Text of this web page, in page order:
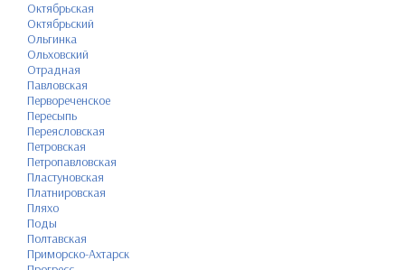
Октябрьская
Октябрьский
Ольгинка
Ольховский
Отрадная
Павловская
Первореченское
Пересыпь
Переясловская
Петровская
Петропавловская
Пластуновская
Платнировская
Пляхо
Поды
Полтавская
Приморско-Ахтарск